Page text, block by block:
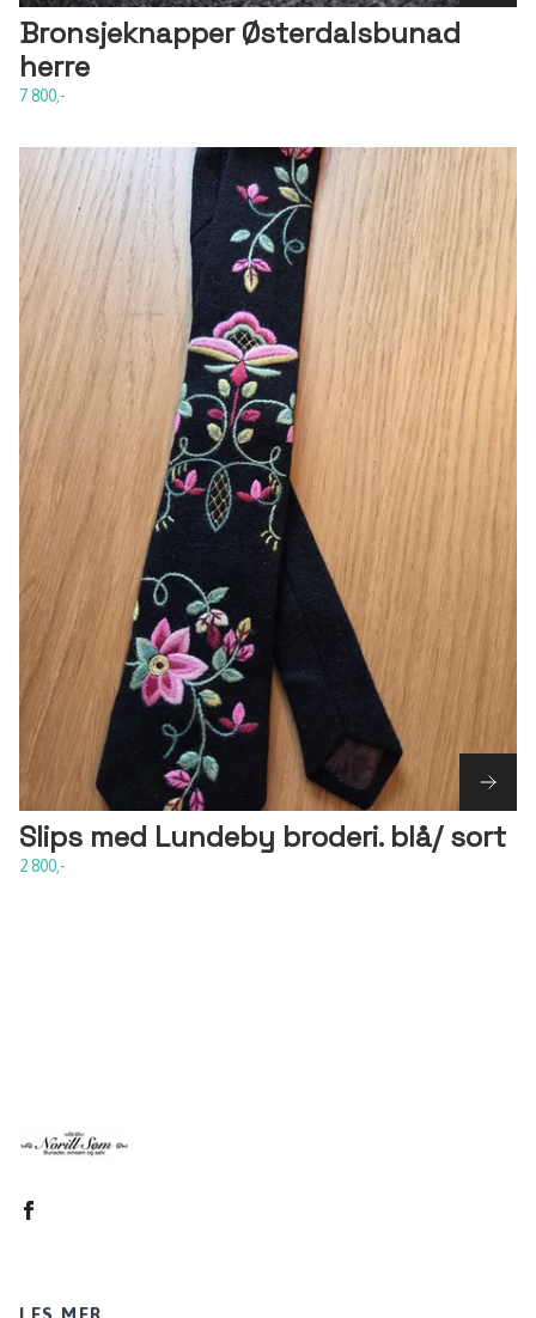
Bronsjeknapper Østerdalsbunad
herre
7 800,-
Slips med Lundeby broderi. blå/ sort
2 800,-